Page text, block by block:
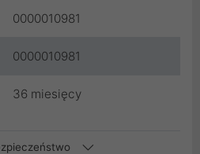
0000010981
0000010981
36 miesięcy